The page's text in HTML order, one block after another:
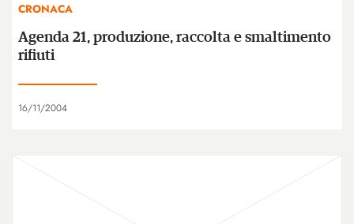
CRONACA
Agenda 21, produzione, raccolta e smaltimento
rifiuti
16/11/2004